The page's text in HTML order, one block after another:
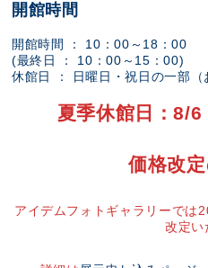
開館時間
開館時間 ： 10：00～18：00
(最終日 ： 10：00～15：00)
休館日 ： 日曜日・祝日の一部（
夏季休館日：8/6
価格改
アイデムフォトギャラリーでは
改定い